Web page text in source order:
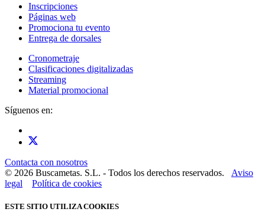
Inscripciones
Páginas web
Promociona tu evento
Entrega de dorsales
Cronometraje
Clasificaciones digitalizadas
Streaming
Material promocional
Síguenos en:
Contacta con nosotros
© 2026 Buscametas. S.L. - Todos los derechos reservados. Aviso
legal
Política de cookies
ESTE SITIO UTILIZA COOKIES